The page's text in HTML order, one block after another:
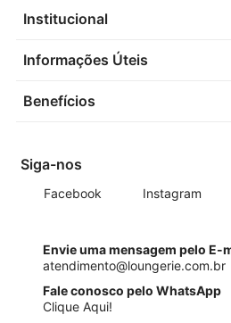
Institucional
Informações Úteis
Benefícios
Siga-nos
Facebook Instagram
Envie uma mensagem pelo E-
atendimento@loungerie.com.br
Fale conosco pelo WhatsApp
Clique Aqui!